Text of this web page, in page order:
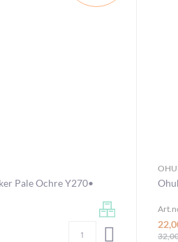
Pale Ochre Y270•
LÄGG I